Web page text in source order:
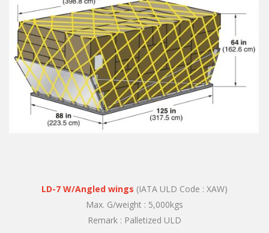
LD-7 W/Angled wings (IATA ULD Code : XAW)
Max. G/weight : 5,000kgs
Remark : Palletized ULD